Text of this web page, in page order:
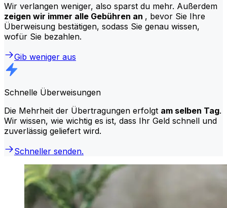
Wir verlangen weniger, also sparst du mehr. Außerdem
zeigen wir immer alle Gebühren an , bevor Sie Ihre
Überweisung bestätigen, sodass Sie genau wissen,
wofür Sie bezahlen.
Gib weniger aus
Schnelle Überweisungen
Die Mehrheit der Übertragungen erfolgt am selben Tag.
Wir wissen, wie wichtig es ist, dass Ihr Geld schnell und
zuverlässig geliefert wird.
Schneller senden.